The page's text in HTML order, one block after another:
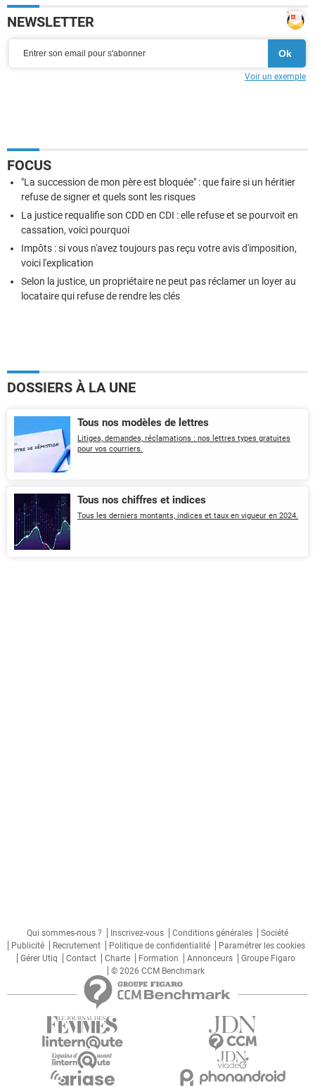
NEWSLETTER
Voir un exemple
FOCUS
"La succession de mon père est bloquée" : que faire si un héritier
refuse de signer et quels sont les risques
La justice requalifie son CDD en CDI : elle refuse et se pourvoit en
cassation, voici pourquoi
Impôts : si vous n'avez toujours pas reçu votre avis d'imposition,
voici l'explication
Selon la justice, un propriétaire ne peut pas réclamer un loyer au
locataire qui refuse de rendre les clés
DOSSIERS À LA UNE
Tous nos modèles de lettres
Litiges, demandes, réclamations : nos lettres types gratuites
pour vos courriers.
Tous nos chiffres et indices
Tous les derniers montants, indices et taux en vigueur en 2024.
Qui sommes-nous ? Inscrivez-vous Conditions générales
Société
Publicité
Recrutement Politique de confidentialité
Paramétrer les cookies
Gérer Utiq
Contact Charte Formation Annonceurs
Groupe Figaro
© 2026 CCM Benchmark